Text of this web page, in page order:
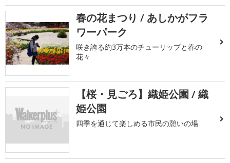
春の花まつり / あしかがフラ
ワーパーク
咲き誇る約3万本のチューリップと春の
花々
【桜・見ごろ】織姫公園 / 織
姫公園
四季を通じて楽しめる市民の憩いの場